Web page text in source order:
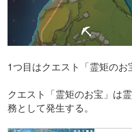
1つ目はクエスト「霊矩のお
クエスト「霊矩のお宝」は
務として発生する。